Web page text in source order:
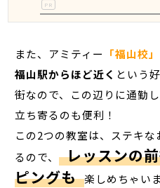
PR
また、アミティー 「福山校」
福山駅からほど近く という
街なので、この辺りに通勤
立ち寄るのも便利！
この2つの教室は、ステキ
るので、 レッスンの
ピングも 楽しめちゃい